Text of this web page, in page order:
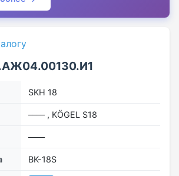
SKH 18
–––– , KÖGEL S18
––––
BK-18S